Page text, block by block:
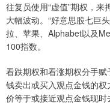
往复员使用“虚值”期权，
大幅波动。“好意思股七巨
拉、苹果、Alphabet以及
100指数。
看跌期权和看涨期权分手
钱卖出或买入观点金钱的权
价等于或接近观点金钱现时